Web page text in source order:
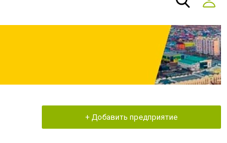
+ Добавить предприятие